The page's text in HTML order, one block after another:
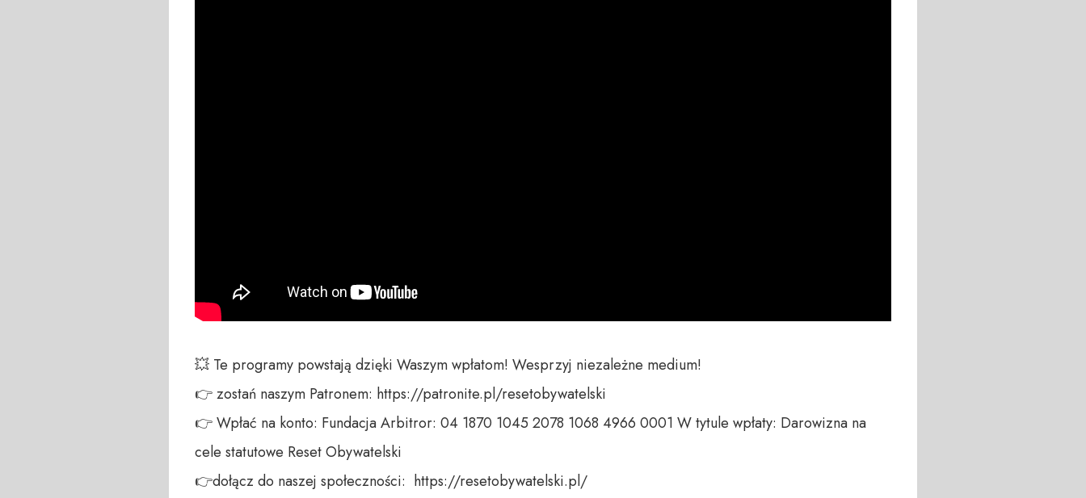
💥 Te programy powstają dzięki Waszym wpłatom! Wesprzyj niezależne medium!
👉 zostań naszym Patronem: https://patronite.pl/resetobywatelski
👉 Wpłać na konto: Fundacja Arbitror: 04 1870 1045 2078 1068 4966 0001 W tytule wpłaty: Darowizna na
cele statutowe Reset Obywatelski
👉dołącz do naszej społeczności:  https://resetobywatelski.pl/